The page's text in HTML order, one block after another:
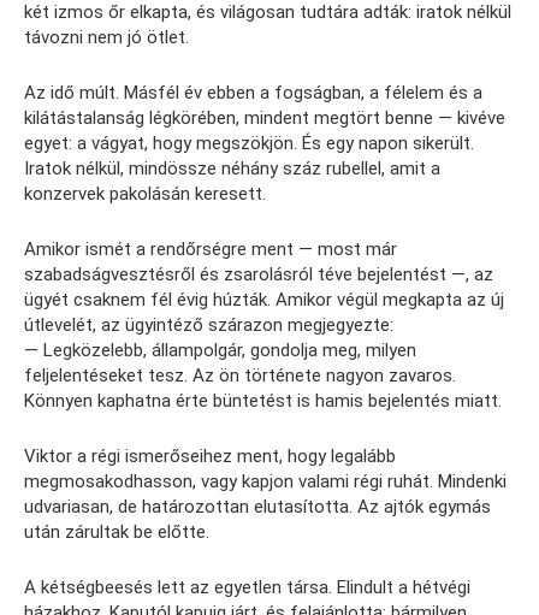
két izmos őr elkapta, és világosan tudtára adták: iratok nélkül
távozni nem jó ötlet.
Az idő múlt. Másfél év ebben a fogságban, a félelem és a
kilátástalanság légkörében, mindent megtört benne — kivéve
egyet: a vágyat, hogy megszökjön. És egy napon sikerült.
Iratok nélkül, mindössze néhány száz rubellel, amit a
konzervek pakolásán keresett.
Amikor ismét a rendőrségre ment — most már
szabadságvesztésről és zsarolásról téve bejelentést —, az
ügyét csaknem fél évig húzták. Amikor végül megkapta az új
útlevelét, az ügyintéző szárazon megjegyezte:
— Legközelebb, állampolgár, gondolja meg, milyen
feljelentéseket tesz. Az ön története nagyon zavaros.
Könnyen kaphatna érte büntetést is hamis bejelentés miatt.
Viktor a régi ismerőseihez ment, hogy legalább
megmosakodhasson, vagy kapjon valami régi ruhát. Mindenki
udvariasan, de határozottan elutasította. Az ajtók egymás
után zárultak be előtte.
A kétségbeesés lett az egyetlen társa. Elindult a hétvégi